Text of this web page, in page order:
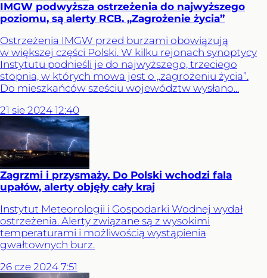
IMGW podwyższa ostrzeżenia do najwyższego
poziomu, są alerty RCB. „Zagrożenie życia”
Ostrzeżenia IMGW przed burzami obowiązują
w większej części Polski. W kilku rejonach synoptycy
Instytutu podnieśli je do najwyższego, trzeciego
stopnia, w których mowa jest o „zagrożeniu życia”.
Do mieszkańców sześciu województw wysłano...
21 sie 2024 12:40
Zagrzmi i przysmaży. Do Polski wchodzi fala
upałów, alerty objęły cały kraj
Instytut Meteorologii i Gospodarki Wodnej wydał
ostrzeżenia. Alerty związane są z wysokimi
temperaturami i możliwością wystąpienia
gwałtownych burz.
26 cze 2024 7:51